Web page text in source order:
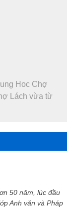
Hoc Chợ
Lách vừa từ
50 năm, lúc đầu
Anh văn và Pháp